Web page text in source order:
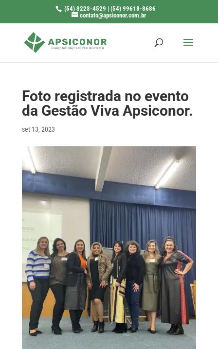
(54) 3223-4529 | (54) 99618-8686
contato@apsiconor.com.br
Foto registrada no evento
da Gestão Viva Apsiconor.
set 13, 2023